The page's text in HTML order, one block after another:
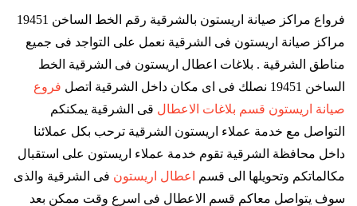
فرواع مراكز صيانة اريستون بالشرقية رقم الخط الساخن 19451
مراكز صيانة اريستون فى الشرقية نعمل على التواجد فى جميع
مناطق الشرقية . بلاغات اعطال اريستون فى الشرقية الخط
الساخن 19451 نصلك فى اى مكان داخل الشرقية اتصل
فروع
صيانة اريستون قسم بلاغات الاعطال قى الشرقية يمكنكم
التواصل مع خدمة عملاء اريستون الشرقية ترحب بكل عملائنا
داخل محافظة الشرقية تقوم خدمة عملاء اريستون على استقبال
مكالماتكم وتحويلها الى قسم
اعطال اريستون فى الشرقية والذى
سوف يتواصل معاكم قسم الاعطال فى اسرع وقت ممكن بعد